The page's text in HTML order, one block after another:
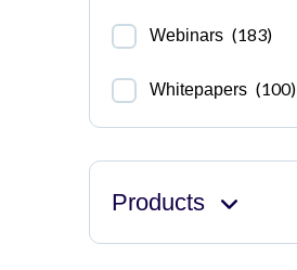
Webinars (183)
Whitepapers (100)
Products